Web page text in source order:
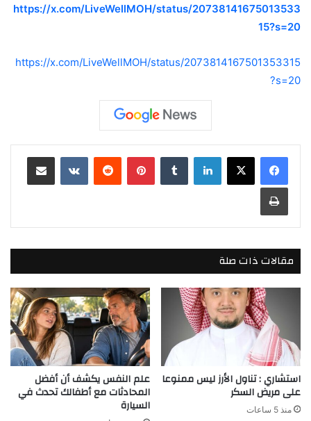
https://x.com/LiveWellMOH/status/20738141675013533
15?s=20
https://x.com/LiveWellMOH/status/2073814167501353315
?s=20
لينكدإن بينتيريست مشاركة عبر البريد
طباعة
مقالات ذات صلة
استشاري : تناول الأرز ليس ممنوعا
على مريض السكر
منذ 5 ساعات
علم النفس يكشف أن أفضل
المحادثات مع أطفالك تحدث في
السيارة